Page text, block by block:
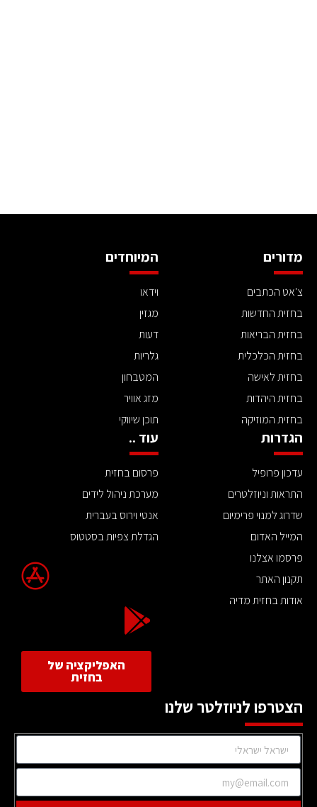
מדורים
צ'אט הכתבים
בחזית החדשות
בחזית הבריאות
בחזית הכלכלית
בחזית לאישה
בחזית היהדות
בחזית המוזיקה
המיוחדים
וידאו
מגזין
דעות
גלריות
המטבחון
מזג אוויר
תוכן שיווקי
הגדרות
עדכון פרופיל
התראות וניוזלטרים
שדרוג למנוי פרימיום
המייל האדום
פרסמו אצלנו
תקנון האתר
אודות בחזית מדיה
עוד ..
פרסום בחזית
מערכת ניהול לידים
אנטי וירוס בעברית
הגדלת צפיות בסטטוס
האפליקציה של
בחזית
הצטרפו לניוזלטר שלנו